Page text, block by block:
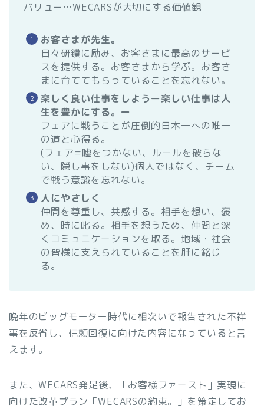
バリュー…WECARSが大切にする価値観
お客さまが先生。
日々研鑽に励み、お客さまに最高のサービ
スを提供する。お客さまから学ぶ。お客さ
まに育ててもらっていることを忘れない。
楽しく良い仕事をしようー楽しい仕事は人
生を豊かにする。ー
フェアに戦うことが圧倒的日本一への唯一
の道と心得る。
(フェア=嘘をつかない、ルールを破らな
い、隠し事をしない)個人ではなく、チーム
で戦う意識を忘れない。
人にやさしく
仲間を尊重し、共感する。相手を想い、褒
め、時に叱る。相手を想うため、仲間と深
くコミュニケーションを取る。地域・社会
の皆様に支えられていることを肝に銘じ
る。
晩年のビッグモーター時代に相次いで報告された不祥
事を反省し、信頼回復に向けた内容になっていると言
えます。
また、WECARS発足後、「お客様ファースト」実現に
向けた改革プラン「WECARSの約束。」を策定してお